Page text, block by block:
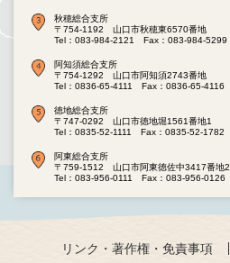
秋穂総合支所
〒754-1192 山口市秋穂東6570番地
Tel：083-984-2121
Fax：083-984-5299
阿知須総合支所
〒754-1292 山口市阿知須2743番地
Tel：0836-65-4111
Fax：0836-65-4116
徳地総合支所
〒747-0292 山口市徳地堀1561番地1
Tel：0835-52-1111
Fax：0835-52-1782
阿東総合支所
〒759-1512 山口市阿東徳佐中3417番地2
Tel：083-956-0111
Fax：083-956-0126
リンク・著作権・免責事項